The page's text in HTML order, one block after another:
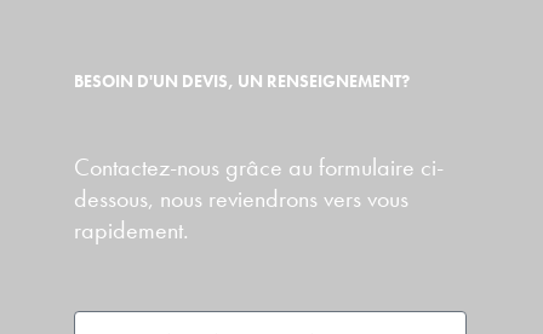
BESOIN D'UN DEVIS, UN RENSEIGNEMENT?
Contactez-nous grâce au formulaire ci-
dessous, nous reviendrons vers vous
rapidement.
Vous